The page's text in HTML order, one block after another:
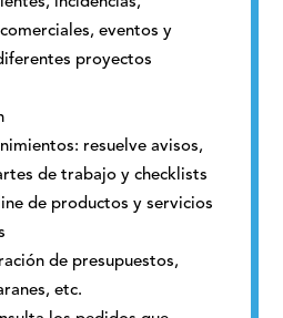
eventos y
proyectos
resuelve avisos,
de trabajo y checklists
de productos y servicios
de presupuestos,
etc.